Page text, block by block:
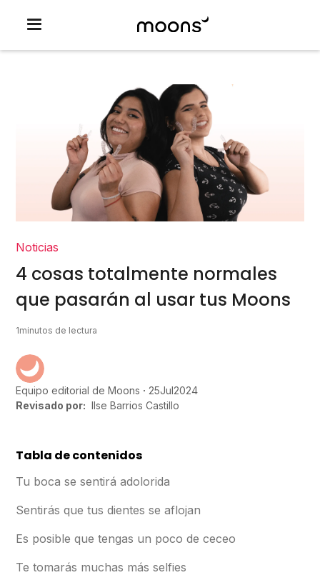
Noticias
4 cosas totalmente normales
que pasarán al usar tus Moons
1minutos de lectura
Equipo editorial de Moons 25Jul2024
Revisado por: Ilse Barrios Castillo
Tabla de contenidos
Tu boca se sentirá adolorida
‍Sentirás que tus dientes se aflojan
Es posible que tengas un poco de ceceo
Te tomarás muchas más selfies